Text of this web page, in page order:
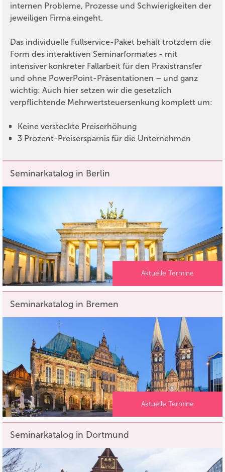
internen Probleme, Prozesse und Schwierigkeiten der
jeweiligen Firma eingeht.
Das individuelle Fullservice-Paket behält trotzdem die
Form des interaktiven Seminarformates - mit
intensiver konkreter Fallarbeit für den Praxistransfer
und ohne PowerPoint-Präsentationen – und ganz
wichtig: Auch hier setzen wir die gesetzlich
verpflichtende Mehrwertsteuersenkung komplett um:
Keine versteckte Preiserhöhung
3 Prozent-Preisersparnis für die Unternehmen
Seminarkatalog in Berlin
Aktuelle Termine
Seminarkatalog in Bremen
Aktuelle Termine
Seminarkatalog in Dortmund